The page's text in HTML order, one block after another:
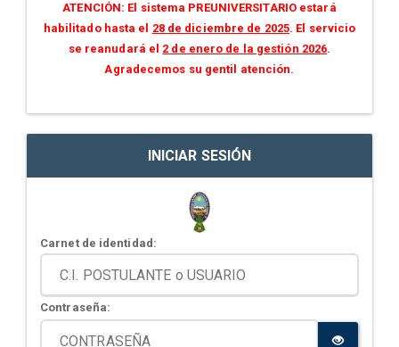
ATENCIÓN: El sistema PREUNIVERSITARIO estará
habilitado hasta el 28 de diciembre de 2025. El servicio
se reanudará el 2 de enero de la gestión 2026.
Agradecemos su gentil atención.
INICIAR SESIÓN
Carnet de identidad:
Contraseña: